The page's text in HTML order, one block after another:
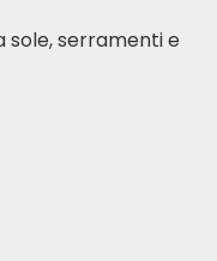
sole, serramenti e